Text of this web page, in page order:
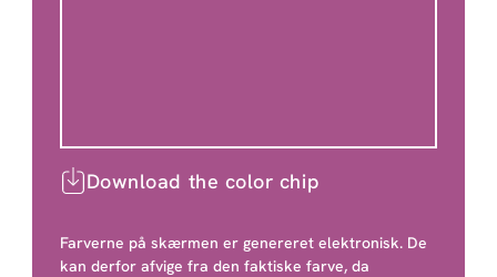
Download the color chip
Farverne på skærmen er genereret elektronisk. De
kan derfor afvige fra den faktiske farve, da